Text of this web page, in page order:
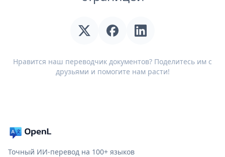
Нравится наш переводчик документов? Поделитесь им с
друзьями и помогите нам расти!
Точный ИИ-перевод на 100+ языков